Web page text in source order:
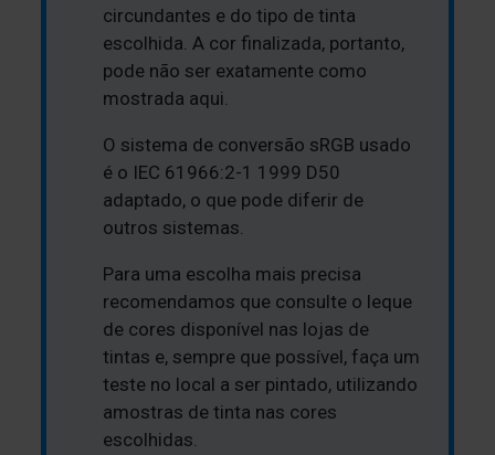
circundantes e do tipo de tinta
escolhida. A cor finalizada, portanto,
pode não ser exatamente como
mostrada aqui.
O sistema de conversão sRGB usado
é o IEC 61966:2-1 1999 D50
adaptado, o que pode diferir de
outros sistemas.
Para uma escolha mais precisa
recomendamos que consulte o leque
de cores disponível nas lojas de
tintas e, sempre que possível, faça um
teste no local a ser pintado, utilizando
amostras de tinta nas cores
escolhidas.